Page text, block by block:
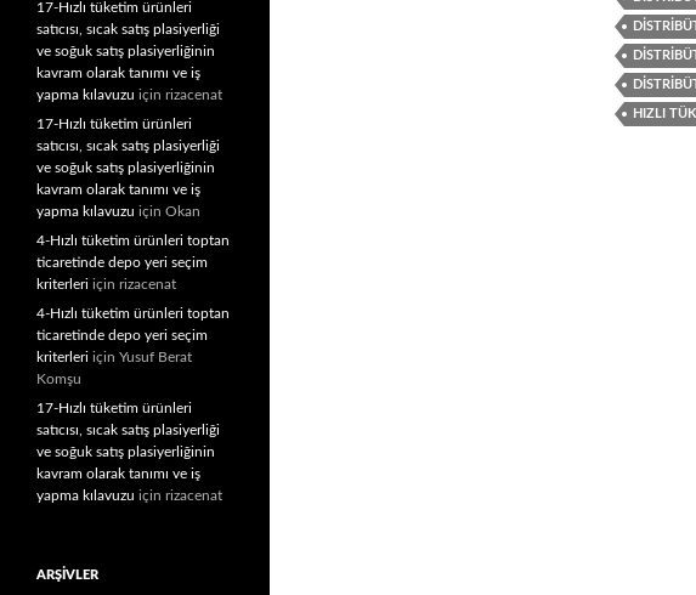
HIZLI
17-Hızlı tüketim ürünleri
satıcısı, sıcak satış plasiyerliği
ve soğuk satış plasiyerliğinin
kavram olarak tanımı ve iş
yapma kılavuzu için rizacenat
17-Hızlı tüketim ürünleri
satıcısı, sıcak satış plasiyerliği
ve soğuk satış plasiyerliğinin
kavram olarak tanımı ve iş
yapma kılavuzu için Okan
4-Hızlı tüketim ürünleri toptan
ticaretinde depo yeri seçim
kriterleri için rizacenat
4-Hızlı tüketim ürünleri toptan
ticaretinde depo yeri seçim
kriterleri için Yusuf Berat
Komşu
17-Hızlı tüketim ürünleri
satıcısı, sıcak satış plasiyerliği
ve soğuk satış plasiyerliğinin
kavram olarak tanımı ve iş
yapma kılavuzu için rizacenat
ARŞIVLER